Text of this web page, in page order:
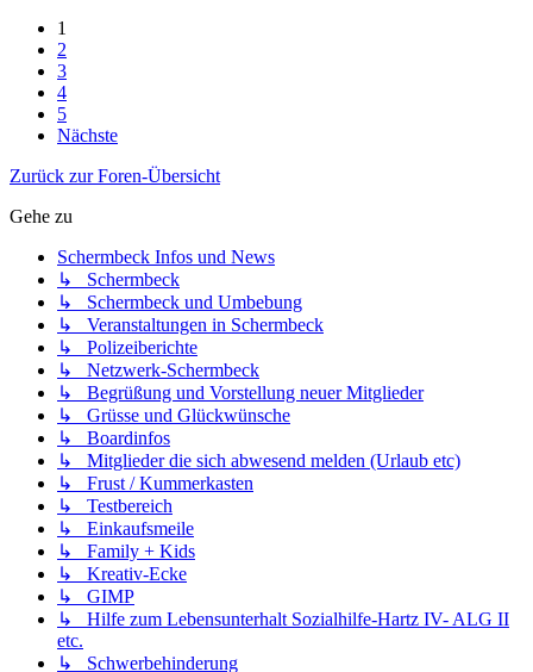
1
2
3
4
5
Nächste
Zurück zur Foren-Übersicht
Gehe zu
Schermbeck Infos und News
↳ Schermbeck
↳ Schermbeck und Umbebung
↳ Veranstaltungen in Schermbeck
↳ Polizeiberichte
↳ Netzwerk-Schermbeck
↳ Begrüßung und Vorstellung neuer Mitglieder
↳ Grüsse und Glückwünsche
↳ Boardinfos
↳ Mitglieder die sich abwesend melden (Urlaub etc)
↳ Frust / Kummerkasten
↳ Testbereich
↳ Einkaufsmeile
↳ Family + Kids
↳ Kreativ-Ecke
↳ GIMP
↳ Hilfe zum Lebensunterhalt Sozialhilfe-Hartz IV- ALG II
etc.
↳ Schwerbehinderung